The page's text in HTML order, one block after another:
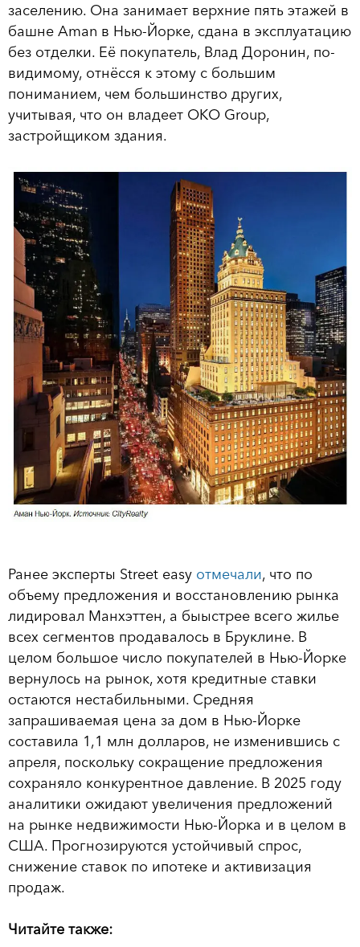
заселению. Она занимает верхние пять этажей в
башне Aman в Нью-Йорке, сдана в эксплуатацию
без отделки. Её покупатель, Влад Доронин, по-
видимому, отнёсся к этому с большим
пониманием, чем большинство других,
учитывая, что он владеет OKO Group,
застройщиком здания.
Ранее эксперты Street easy отмечали, что по
объему предложения и восстановлению рынка
лидировал Манхэттен, а быыстрее всего жилье
всех сегментов продавалось в Бруклине. В
целом большое число покупателей в Нью-Йорке
вернулось на рынок, хотя кредитные ставки
остаются нестабильными. Средняя
запрашиваемая цена за дом в Нью-Йорке
составила 1,1 млн долларов, не изменившись с
апреля, поскольку сокращение предложения
сохраняло конкурентное давление. В 2025 году
аналитики ожидают увеличения предложений
на рынке недвижимости Нью-Йорка и в целом в
США. Прогнозируются устойчивый спрос,
снижение ставок по ипотеке и активизация
продаж.
Читайте также: